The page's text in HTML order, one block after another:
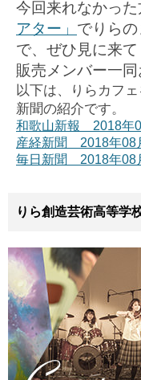
今回来れなかっ
アター」 でりら
で、ぜひ見に来て
販売メンバー一同
以下は、りらカフ
新聞の紹介です。
和歌山新報 2018年
産経新聞 2018年08
毎日新聞 2018年08
りら創造芸術高等学